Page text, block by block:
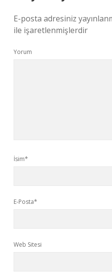
E-posta adresiniz
ile işaretlenmişlerdir
Yorum
İsim*
E-Posta*
Web Sitesi